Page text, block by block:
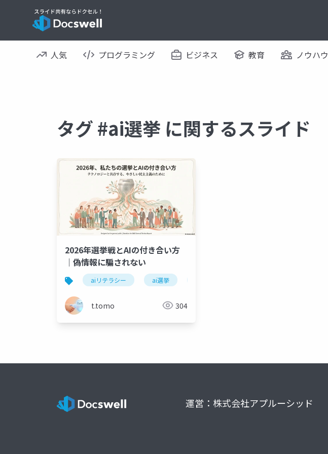
人気 プログラミング ビジネス 教育 ノウハウ
タグ #ai選挙 に関するスライド
2026年選挙戦とAIの付き合い方
｜偽情報に騙されない
aiリテラシー ai選挙
t.tomo 304
運営：株式会社アプルーシッド